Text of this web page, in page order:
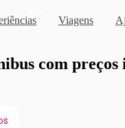
Viagens
com